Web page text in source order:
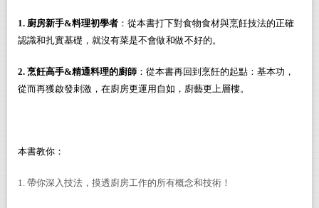
1. 廚房新手&料理初學者 ：從本書打下對食物食材與烹飪技法的正確
認識和扎實基礎，就沒有菜是不會做和做不好的。
2. 烹飪高手&精通料理的廚師 ：從本書再回到烹飪的起點：基本功，
從而再獲啟發刺激，在廚房更運用自如，廚藝更上層樓。
本書教你：
1. 帶你深入技法，摸透廚房工作的所有概念和技術！